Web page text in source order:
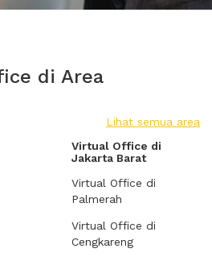
di Area
Lihat semua area
Virtual Office di
Jakarta Barat
Virtual Office di
Palmerah
Virtual Office di
Cengkareng